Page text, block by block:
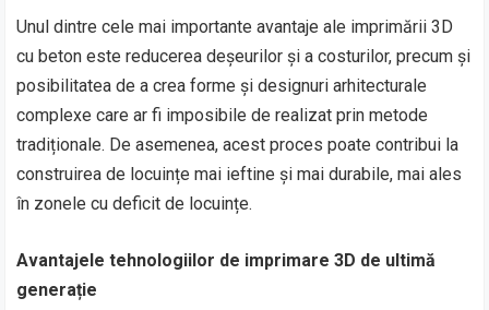
Unul dintre cele mai importante avantaje ale imprimării 3D
cu beton este reducerea deșeurilor și a costurilor, precum și
posibilitatea de a crea forme și designuri arhitecturale
complexe care ar fi imposibile de realizat prin metode
tradiționale. De asemenea, acest proces poate contribui la
construirea de locuințe mai ieftine și mai durabile, mai ales
în zonele cu deficit de locuințe.
Avantajele tehnologiilor de imprimare 3D de ultimă
generație